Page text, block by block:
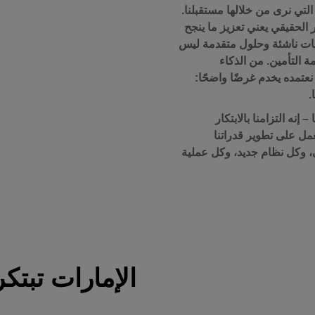
نرى من خلالها مستقبلنا.
الحقيقي يعني تعزيز ما ينجح
ناشئة وحلول متقدمة ليس
التأمين. من الذكاء
نعتمده يخدم غرضًا واضحًا:
التزامنا بالابتكار
على تطوير قدراتنا
نظام جديد، وكل عملية
الإمارات تبتكر